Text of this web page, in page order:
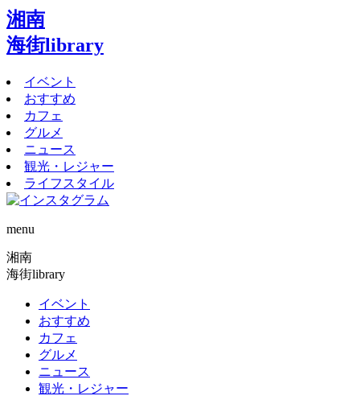
湘南
海街library
イベント
おすすめ
カフェ
グルメ
ニュース
観光・レジャー
ライフスタイル
menu
湘南
海街library
イベント
おすすめ
カフェ
グルメ
ニュース
観光・レジャー